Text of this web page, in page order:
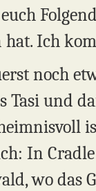
hat. Ich
noch
Tasi und
In
wo das